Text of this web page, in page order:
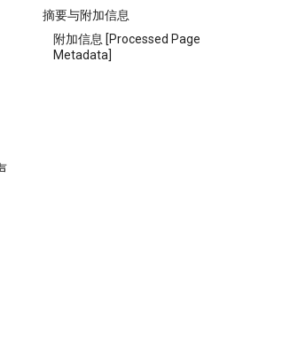
摘要与附加信息
附加信息 [Processed Page
Metadata]